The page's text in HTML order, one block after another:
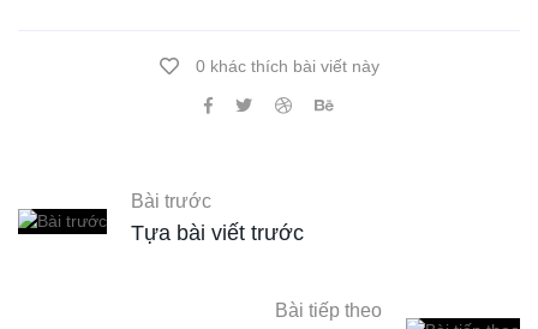
0 khác thích bài viết này
Bài trước
Tựa bài viết trước
Bài tiếp theo